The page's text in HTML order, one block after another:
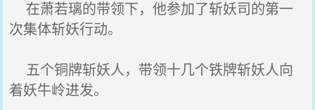
在萧若璃的带领下，他参加了斩妖司的第一
次集体斩妖行动。
五个铜牌斩妖人，带领十几个铁牌斩妖人向
着妖牛岭进发。